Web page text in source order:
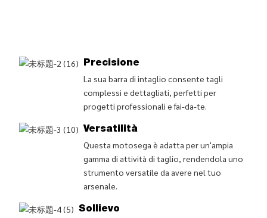
Precisione
La sua barra di intaglio consente tagli
complessi e dettagliati, perfetti per
progetti professionali e fai-da-te.
Versatilità
Questa motosega è adatta per un'ampia
gamma di attività di taglio, rendendola uno
strumento versatile da avere nel tuo
arsenale.
Sollievo